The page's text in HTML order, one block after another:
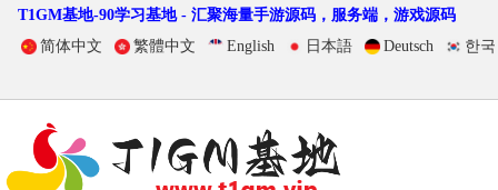
T1GM基地-90学习基地 - 汇聚海量手游源码，服务端，游戏源码
简体中文
繁體中文 English 日本語 Deutsch 한